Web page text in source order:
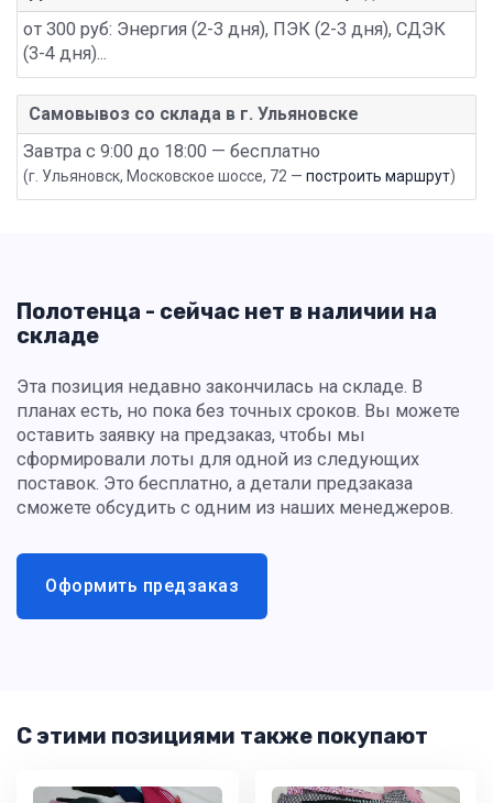
от 300 руб: Энергия (2-3 дня), ПЭК (2-3 дня), СДЭК
(3-4 дня)...
Самовывоз со склада в г. Ульяновске
Завтра с 9:00 до 18:00 — бесплатно
(г. Ульяновск, Московское шоссе, 72 — построить маршрут)
Полотенца - сейчас нет в наличии на
складе
Эта позиция недавно закончилась на складе. В
планах есть, но пока без точных сроков. Вы можете
оставить заявку на предзаказ, чтобы мы
сформировали лоты для одной из следующих
поставок. Это бесплатно, а детали предзаказа
сможете обсудить с одним из наших менеджеров.
Оформить предзаказ
С этими позициями также покупают